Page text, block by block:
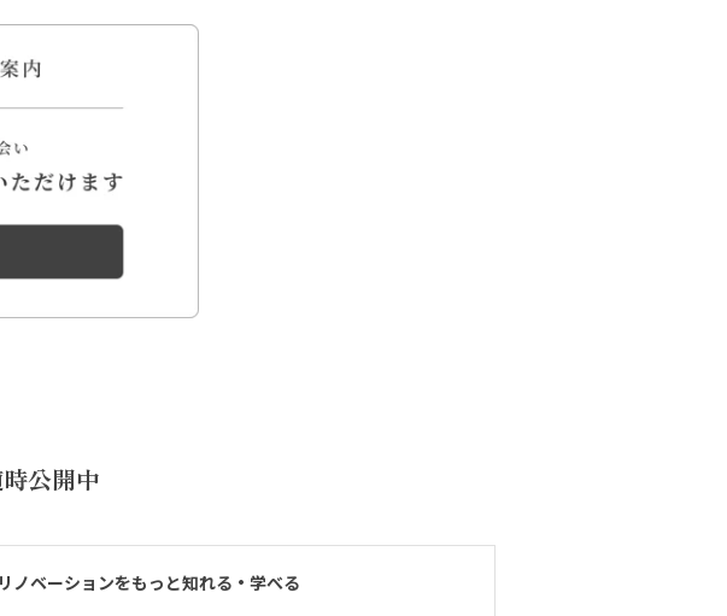
公開中
リノベーションをもっと知れる・学べる